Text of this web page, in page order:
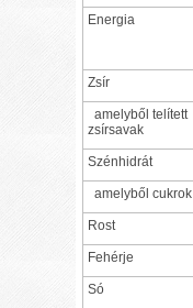
Energia
Zsír
amelyből telített
zsírsavak
Szénhidrát
amelyből cukrok
Rost
Fehérje
Só